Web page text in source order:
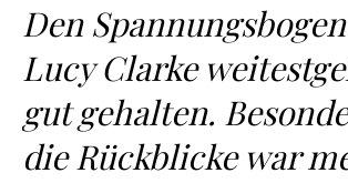
Den
Lucy Clarke
gut gehalten.
die Rückblicke war